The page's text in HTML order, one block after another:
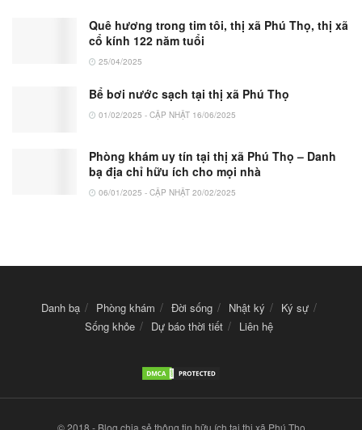
Quê hương trong tim tôi, thị xã Phú Thọ, thị xã
cổ kính 122 năm tuổi
25/04/2025
Bể bơi nước sạch tại thị xã Phú Thọ
01/02/2025 - CẬP NHẬT 16/06/2025
Phòng khám uy tín tại thị xã Phú Thọ – Danh
bạ địa chỉ hữu ích cho mọi nhà
06/01/2025 - CẬP NHẬT 20/02/2025
Danh bạ Phòng khám Đời sống Nhật ký
Ký sự
Sống khỏe
Dự báo thời tiết Liên hệ